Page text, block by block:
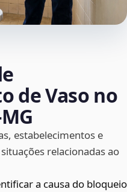
de Vaso no
estabelecimentos e
relacionadas ao
a causa do bloqueio